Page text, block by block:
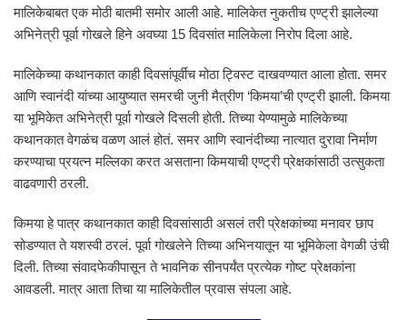
मालिकेबाबत एक मोठी बातमी समोर आली आहे. मालिकेत नुकतीच एण्ट्री झालेल्या
अभिनेत्रीपूर्वा गोखलेहिने अवघ्या 15 दिवसांत मालिकेला निरोप दिला आहे.
मालिकेच्या कथानकात काही दिवसांपूर्वीच मोठा ट्विस्ट दाखवण्यात आला होता. समर
आणि स्वानंदी यांच्या आयुष्यात समरची जुनी मैत्रीण ‘किमया’ची एण्ट्री झाली. किमया
या भूमिकेत अभिनेत्री पूर्वा गोखले दिसली होती. तिच्या येण्यामुळे मालिकेच्या
कथानकात वेगळंच वळण आलं होतं. समर आणि स्वानंदीच्या नात्यात दुरावा निर्माण
करण्याचा प्रयत्न मल्लिका करत असताना किमयाची एण्ट्री प्रेक्षकांसाठी उत्सुकता
वाढवणारी ठरली.
किमया हे पात्र कथानकात काही दिवसांसाठी असलं तरी प्रेक्षकांच्या मनावर छाप
सोडण्यात ते यशस्वी ठरलं. पूर्वा गोखलेने तिच्या अभिनयातून या भूमिकेला वेगळी उंची
दिली. तिच्या संवादफेकीपासून ते भावनिक सीनपर्यंत प्रत्येक गोष्ट प्रेक्षकांना
आवडली. मात्र आता तिचा या मालिकेतील प्रवास संपला आहे.